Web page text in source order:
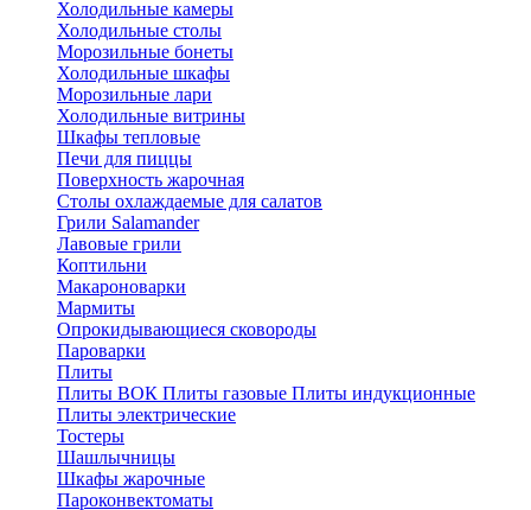
Холодильные камеры
Холодильные столы
Морозильные бонеты
Холодильные шкафы
Морозильные лари
Холодильные витрины
Шкафы тепловые
Печи для пиццы
Поверхность жарочная
Столы охлаждаемые для салатов
Грили Salamander
Лавовые грили
Коптильни
Макароноварки
Мармиты
Опрокидывающиеся сковороды
Пароварки
Плиты
Плиты ВОК Плиты газовые Плиты индукционные
Плиты электричеcкие
Тостеры
Шашлычницы
Шкафы жарочные
Пароконвектоматы